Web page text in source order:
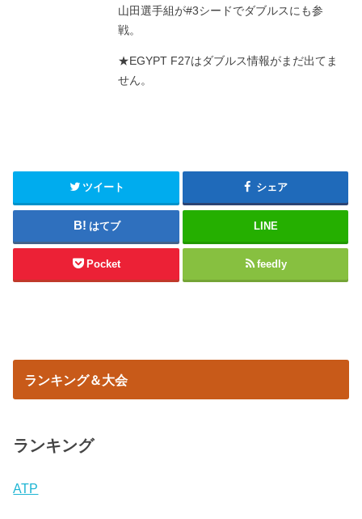
山田選手組が#3シードでダブルスにも参
戦。
★EGYPT F27はダブルス情報がまだ出てま
せん。
ツイート シェア
はてブ LINE
Pocket feedly
ランキング＆大会
ランキング
ATP